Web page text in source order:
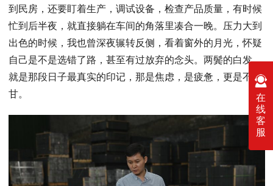
到民房，还要盯着生产，调试设备，检查产品质量，有时候
忙到后半夜，就直接躺在车间的角落里凑合一晚。压力大到
出色的时候，我也曾深夜辗转反侧，看着窗外的月光，怀疑
自己是不是选错了路，甚至有过放弃的念头。两鬓的白发，
就是那段日子最真实的印记，那是焦虑，是疲惫，更是不
甘。
在
线
客
服